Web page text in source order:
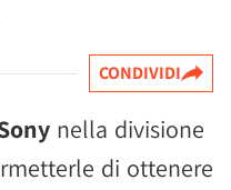
CONDIVIDI
nella divisione
di ottenere